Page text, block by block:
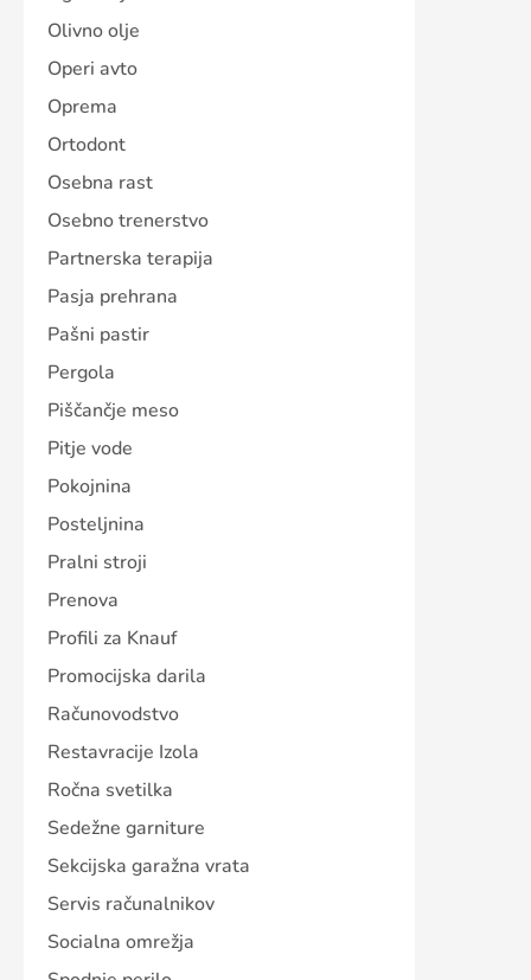
Olivno olje
Operi avto
Oprema
Ortodont
Osebna rast
Osebno trenerstvo
Partnerska terapija
Pasja prehrana
Pašni pastir
Pergola
Piščančje meso
Pitje vode
Pokojnina
Posteljnina
Pralni stroji
Prenova
Profili za Knauf
Promocijska darila
Računovodstvo
Restavracije Izola
Ročna svetilka
Sedežne garniture
Sekcijska garažna vrata
Servis računalnikov
Socialna omrežja